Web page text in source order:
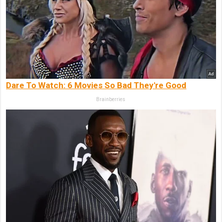
Dare To Watch: 6 Movies So Bad They're Good
Brainberries